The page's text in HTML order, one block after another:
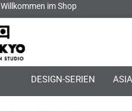
Willkommen im Shop
DESIGN-SERIEN